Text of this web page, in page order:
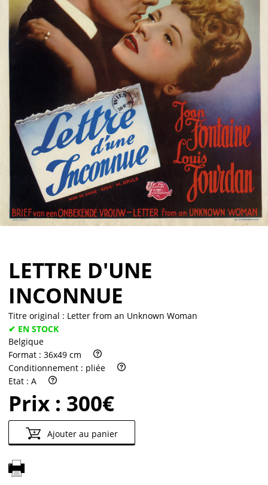
Vendre
LETTRE D'UNE
INCONNUE
Titre original : Letter from an Unknown Woman
✔ EN STOCK
Belgique
Format : 36x49 cm
Conditionnement : pliée
Etat : A
Prix : 300€
Ajouter au panier